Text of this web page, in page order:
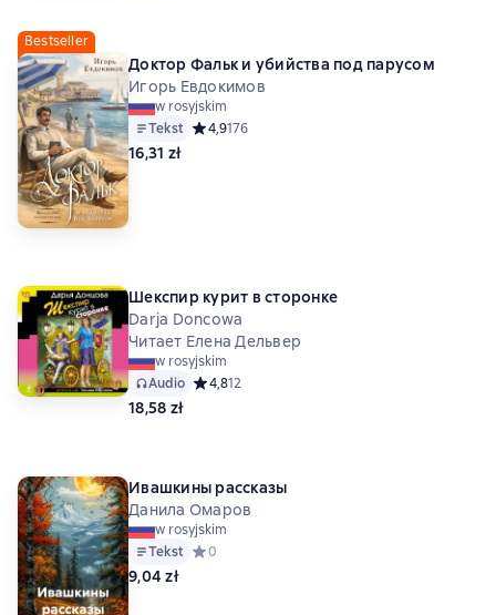
Bestseller
Доктор Фальк и убийства под парусом
Игорь Евдокимов
w rosyjskim
Tekst Средний рейтинг 4,9 на основе 176 оценок
4,9176
16,31 zł
Шекспир курит в сторонке
Darja Doncowa
Читает Елена Дельвер
w rosyjskim
Audio Средний рейтинг 4,8 на основе 12 оценок
4,812
18,58 zł
Ивашкины рассказы
Данила Омаров
w rosyjskim
Tekst Средний рейтинг 0 на основе 0 оценок
0
9,04 zł